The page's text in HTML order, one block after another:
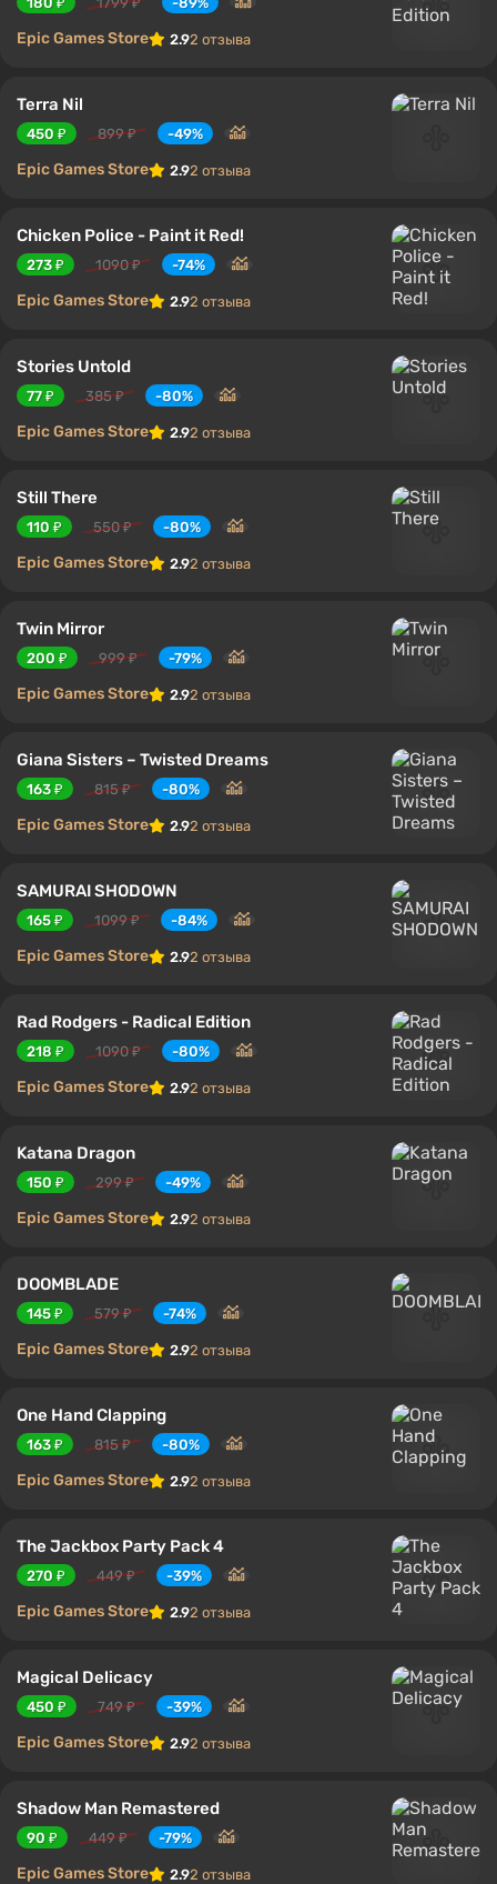
Epic Games Store 2.92 отзыва
Terra Nil
450 ₽ 899 ₽ -49%
Epic Games Store 2.92 отзыва
Chicken Police - Paint it Red!
273 ₽ 1090 ₽ -74%
Epic Games Store 2.92 отзыва
Stories Untold
77 ₽ 385 ₽ -80%
Epic Games Store 2.92 отзыва
Still There
110 ₽ 550 ₽ -80%
Epic Games Store 2.92 отзыва
Twin Mirror
200 ₽ 999 ₽ -79%
Epic Games Store 2.92 отзыва
Giana Sisters – Twisted Dreams
163 ₽ 815 ₽ -80%
Epic Games Store 2.92 отзыва
SAMURAI SHODOWN
165 ₽ 1099 ₽ -84%
Epic Games Store 2.92 отзыва
Rad Rodgers - Radical Edition
218 ₽ 1090 ₽ -80%
Epic Games Store 2.92 отзыва
Katana Dragon
150 ₽ 299 ₽ -49%
Epic Games Store 2.92 отзыва
DOOMBLADE
145 ₽ 579 ₽ -74%
Epic Games Store 2.92 отзыва
One Hand Clapping
163 ₽ 815 ₽ -80%
Epic Games Store 2.92 отзыва
The Jackbox Party Pack 4
270 ₽ 449 ₽ -39%
Epic Games Store 2.92 отзыва
Magical Delicacy
450 ₽ 749 ₽ -39%
Epic Games Store 2.92 отзыва
Shadow Man Remastered
90 ₽ 449 ₽ -79%
Epic Games Store 2.92 отзыва